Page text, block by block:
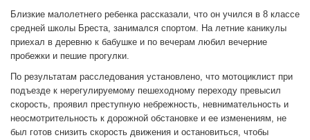
Близкие малолетнего ребенка рассказали, что он учился в 8 классе
средней школы Бреста, занимался спортом. На летние каникулы
приехал в деревню к бабушке и по вечерам любил вечерние
пробежки и пешие прогулки.
По результатам расследования установлено, что мотоциклист при
подъезде к нерегулируемому пешеходному переходу превысил
скорость, проявил преступную небрежность, невнимательность и
неосмотрительность к дорожной обстановке и ее изменениям, не
был готов снизить скорость движения и остановиться, чтобы